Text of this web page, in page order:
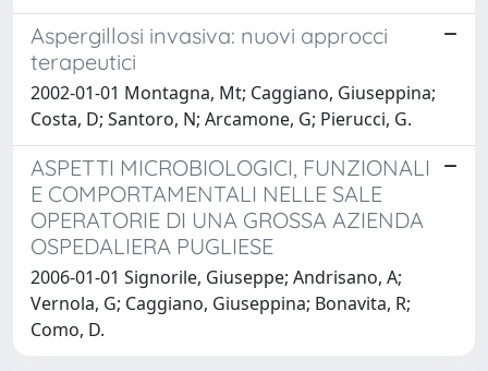
Aspergillosi invasiva: nuovi approcci
terapeutici
2002-01-01 Montagna, Mt; Caggiano, Giuseppina;
Costa, D; Santoro, N; Arcamone, G; Pierucci, G.
ASPETTI MICROBIOLOGICI, FUNZIONALI
E COMPORTAMENTALI NELLE SALE
OPERATORIE DI UNA GROSSA AZIENDA
OSPEDALIERA PUGLIESE
2006-01-01 Signorile, Giuseppe; Andrisano, A;
Vernola, G; Caggiano, Giuseppina; Bonavita, R;
Como, D.